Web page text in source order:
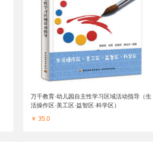
万千教育·幼儿园自主性学习区域活动指导（生
活操作区·美工区·益智区·科学区）
￥ 35.0